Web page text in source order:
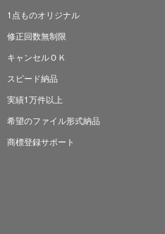
1点ものオリジナル
修正回数無制限
キャンセルＯＫ
スピード納品
実績1万件以上
希望のファイル形式納品
商標登録サポート